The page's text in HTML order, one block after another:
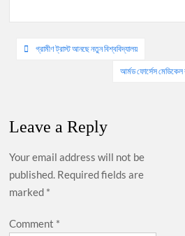
Postগ্রামীণ ট্রাস্ট আনছে নতুন বিশ্ববিদ্যালয়
আর্মড ফোর্সেস মেডিকেল
Leave a Reply
Your email address will not be
published. Required fields are
marked *
Comment *